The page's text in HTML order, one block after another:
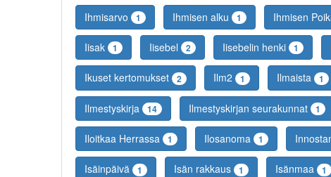
Ihmisarvo 1 Ihmisen alku 1 Ihmisen
Iisak 1 Iisebel 2 Iisebelin henki 1
Ikuset kertomukset 2 Ilm2 1 Ilmaista 1
Ilmestyskirja 14 Ilmestyskirjan seurakunnat 1
Iloitkaa Herrassa 1 Ilosanoma 1
Isäinpäivä 1 Isän rakkaus 1 Isänmaa 1